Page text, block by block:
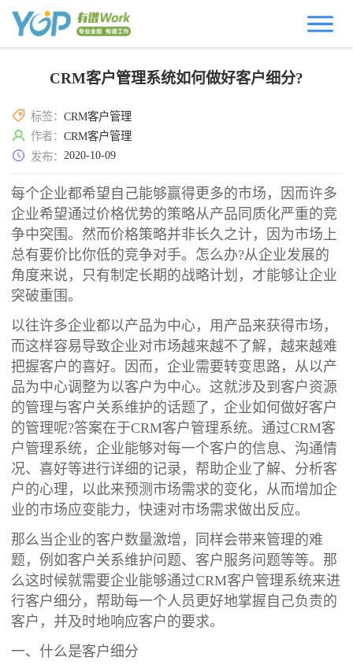
CRM客户管理系统如何做好客户细分?
标签：CRM客户管理
作者：CRM客户管理
发布：2020-10-09
每个企业都希望自己能够赢得更多的市场，因而许多
企业希望通过价格优势的策略从产品同质化严重的竞
争中突围。然而价格策略并非长久之计，因为市场上
总有要价比你低的竞争对手。怎么办?从企业发展的
角度来说，只有制定长期的战略计划，才能够让企业
突破重围。
以往许多企业都以产品为中心，用产品来获得市场，
而这样容易导致企业对市场越来越不了解，越来越难
把握客户的喜好。因而，企业需要转变思路，从以产
品为中心调整为以客户为中心。这就涉及到客户资源
的管理与客户关系维护的话题了，企业如何做好客户
的管理呢?答案在于CRM客户管理系统。通过CRM客
户管理系统，企业能够对每一个客户的信息、沟通情
况、喜好等进行详细的记录，帮助企业了解、分析客
户的心理，以此来预测市场需求的变化，从而增加企
业的市场应变能力，快速对市场需求做出反应。
那么当企业的客户数量激增，同样会带来管理的难
题，例如客户关系维护问题、客户服务问题等等。那
么这时候就需要企业能够通过CRM客户管理系统来进
行客户细分，帮助每一个人员更好地掌握自己负责的
客户，并及时地响应客户的要求。
一、什么是客户细分